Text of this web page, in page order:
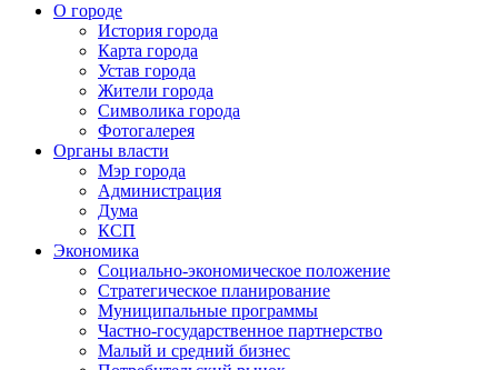
О городе
История города
Карта города
Устав города
Жители города
Символика города
Фотогалерея
Органы власти
Мэр города
Администрация
Дума
КСП
Экономика
Социально-экономическое положение
Стратегическое планирование
Муниципальные программы
Частно-государственное партнерство
Малый и средний бизнес